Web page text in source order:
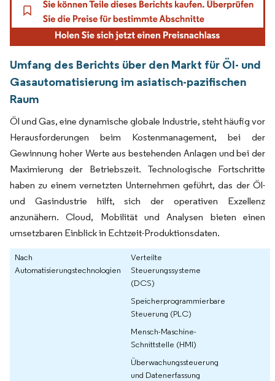
Umfang des Berichts über den Markt für Öl- und
Gasautomatisierung im asiatisch-pazifischen
Raum
Öl und Gas, eine dynamische globale Industrie, steht häufig vor
Herausforderungen beim Kostenmanagement, bei der
Gewinnung hoher Werte aus bestehenden Anlagen und bei der
Maximierung der Betriebszeit. Technologische Fortschritte
haben zu einem vernetzten Unternehmen geführt, das der Öl-
und Gasindustrie hilft, sich der operativen Exzellenz
anzunähern. Cloud, Mobilität und Analysen bieten einen
umsetzbaren Einblick in Echtzeit-Produktionsdaten.
Nach
Automatisierungstechnologien
Verteilte
Steuerungssysteme
(DCS)
Speicherprogrammierbare
Steuerung (PLC)
Mensch-Maschine-
Schnittstelle (HMI)
Überwachungssteuerung
und Datenerfassung